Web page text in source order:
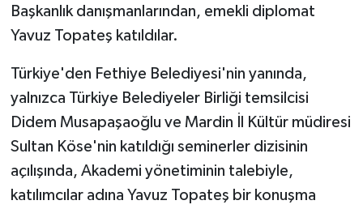
Başkanlık danışmanlarından, emekli diplomat
Yavuz Topateş katıldılar.
Türkiye'den Fethiye Belediyesi'nin yanında,
yalnızca Türkiye Belediyeler Birliği temsilcisi
Didem Musapaşaoğlu ve Mardin İl Kültür müdiresi
Sultan Köse'nin katıldığı seminerler dizisinin
açılışında, Akademi yönetiminin talebiyle,
katılımcılar adına Yavuz Topateş bir konuşma